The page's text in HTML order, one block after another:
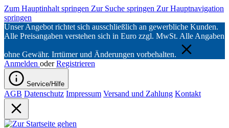
Zum Hauptinhalt springen Zur Suche springen Zur Hauptnavigation
springen
Unser Angebot richtet sich ausschließlich an gewerbliche Kunden.
Alle Preisangaben verstehen sich in Euro zzgl. MwSt. Alle Angaben
ohne Gewähr. Irrtümer und Änderungen vorbehalten.
Anmelden oder Registrieren
Service/Hilfe
AGB Datenschutz Impressum Versand und Zahlung Kontakt